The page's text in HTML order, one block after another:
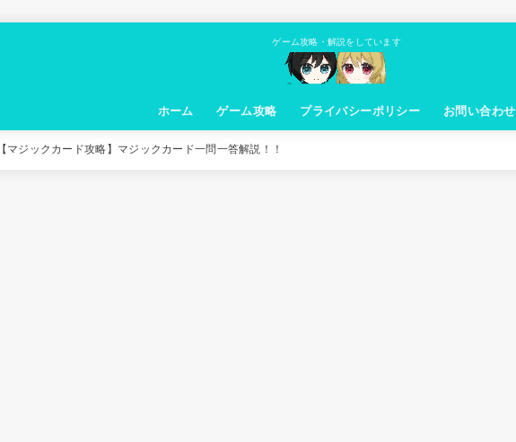
ゲーム攻略・解説をしています
ホーム ゲーム攻略 プライバシーポリシー お問い合わせ
【マジックカード攻略】マジックカード一問一答解説！！